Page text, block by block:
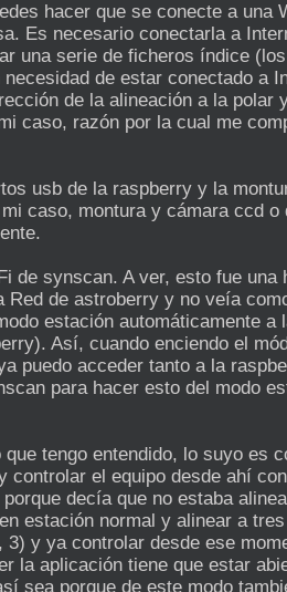
hacer que se conecte a una
Es necesario conectarla a
una serie de ficheros índice
de estar conectado a
de la alineación a la polar
caso, razón por la cual me
usb de la raspberry y la
caso, montura y cámara ccd
de synscan. A ver, esto fue una
de astroberry y no veía
estación automáticamente a
Así, cuando enciendo el
puedo acceder tanto a la
para hacer esto del modo
tengo entendido, lo suyo es
controlar el equipo desde ahí
decía que no estaba
estación normal y alinear a
y ya controlar desde ese
la aplicación tiene que estar
sea porque de este modo